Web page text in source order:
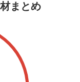
まとめ